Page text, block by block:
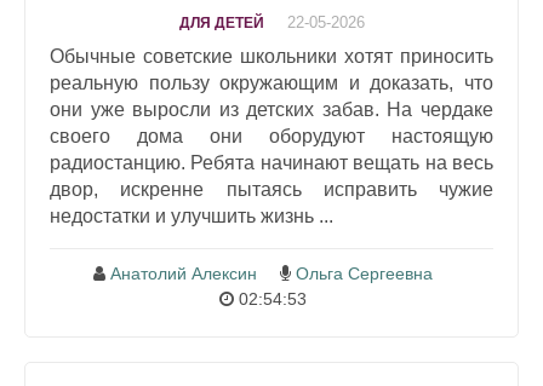
ДЛЯ ДЕТЕЙ 22-05-2026
Обычные советские школьники хотят приносить
реальную пользу окружающим и доказать, что
они уже выросли из детских забав. На чердаке
своего дома они оборудуют настоящую
радиостанцию. Ребята начинают вещать на весь
двор, искренне пытаясь исправить чужие
недостатки и улучшить жизнь ...
Анатолий Алексин
Ольга Сергеевна
02:54:53